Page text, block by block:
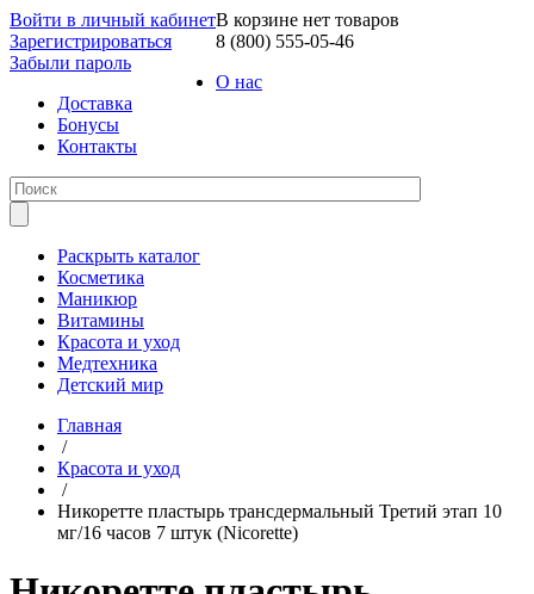
Войти в личный кабинет
Зарегистрироваться
Забыли пароль
В корзине нет товаров
8 (800) 555-05-46
О нас
Доставка
Бонусы
Контакты
Раскрыть каталог
Косметика
Маникюр
Витамины
Красота и уход
Медтехника
Детский мир
Главная
/
Красота и уход
/
Никоретте пластырь трансдермальный Третий этап 10
мг/16 часов 7 штук (Nicorette)